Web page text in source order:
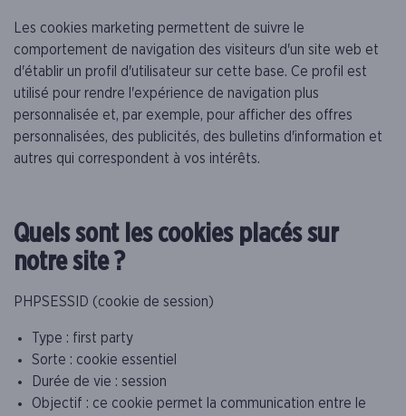
Les cookies marketing permettent de suivre le
comportement de navigation des visiteurs d'un site web et
d'établir un profil d'utilisateur sur cette base. Ce profil est
utilisé pour rendre l'expérience de navigation plus
personnalisée et, par exemple, pour afficher des offres
personnalisées, des publicités, des bulletins d'information et
autres qui correspondent à vos intérêts.
Quels sont les cookies placés sur
notre site ?
PHPSESSID (cookie de session)
Type : first party
Sorte : cookie essentiel
Durée de vie : session
Objectif : ce cookie permet la communication entre le